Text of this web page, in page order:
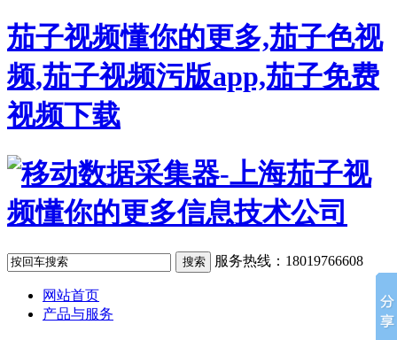
茄子视频懂你的更多,茄子色视
频,茄子视频污版app,茄子免费
视频下载
服务热线：18019766608
网站首页
产品与服务